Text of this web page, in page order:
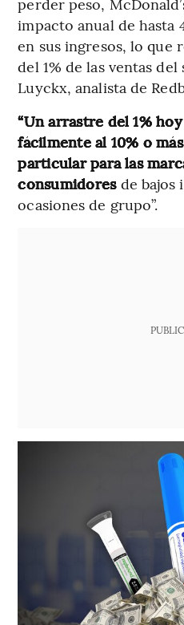
impacto anual de hasta
en sus ingresos, lo que
del 1% de las ventas
Luyckx, analista de
“Un arrastre del 1%
fácilmente al 10% o
particular para las
consumidores de bajos
ocasiones de grupo”.